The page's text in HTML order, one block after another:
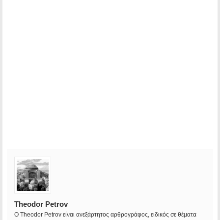
Theodor Petrov
Ο Theodor Petrov είναι ανεξάρτητος αρθρογράφος, ειδικός σε θέματα